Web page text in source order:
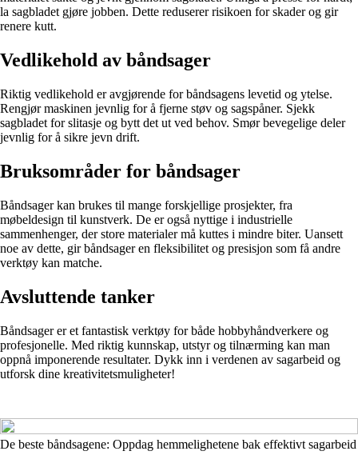
la sagbladet gjøre jobben. Dette reduserer risikoen for skader og gir
renere kutt.
Vedlikehold av båndsager
Riktig vedlikehold er avgjørende for båndsagens levetid og ytelse.
Rengjør maskinen jevnlig for å fjerne støv og sagspåner. Sjekk
sagbladet for slitasje og bytt det ut ved behov. Smør bevegelige deler
jevnlig for å sikre jevn drift.
Bruksområder for båndsager
Båndsager kan brukes til mange forskjellige prosjekter, fra
møbeldesign til kunstverk. De er også nyttige i industrielle
sammenhenger, der store materialer må kuttes i mindre biter. Uansett
noe av dette, gir båndsager en fleksibilitet og presisjon som få andre
verktøy kan matche.
Avsluttende tanker
Båndsager er et fantastisk verktøy for både hobbyhåndverkere og
profesjonelle. Med riktig kunnskap, utstyr og tilnærming kan man
oppnå imponerende resultater. Dykk inn i verdenen av sagarbeid og
utforsk dine kreativitetsmuligheter!
De beste båndsagene: Oppdag hemmelighetene bak effektivt sagarbeid